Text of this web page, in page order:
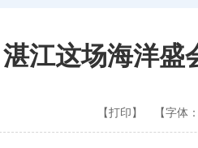
江这场海洋盛
【打印】 【字体：